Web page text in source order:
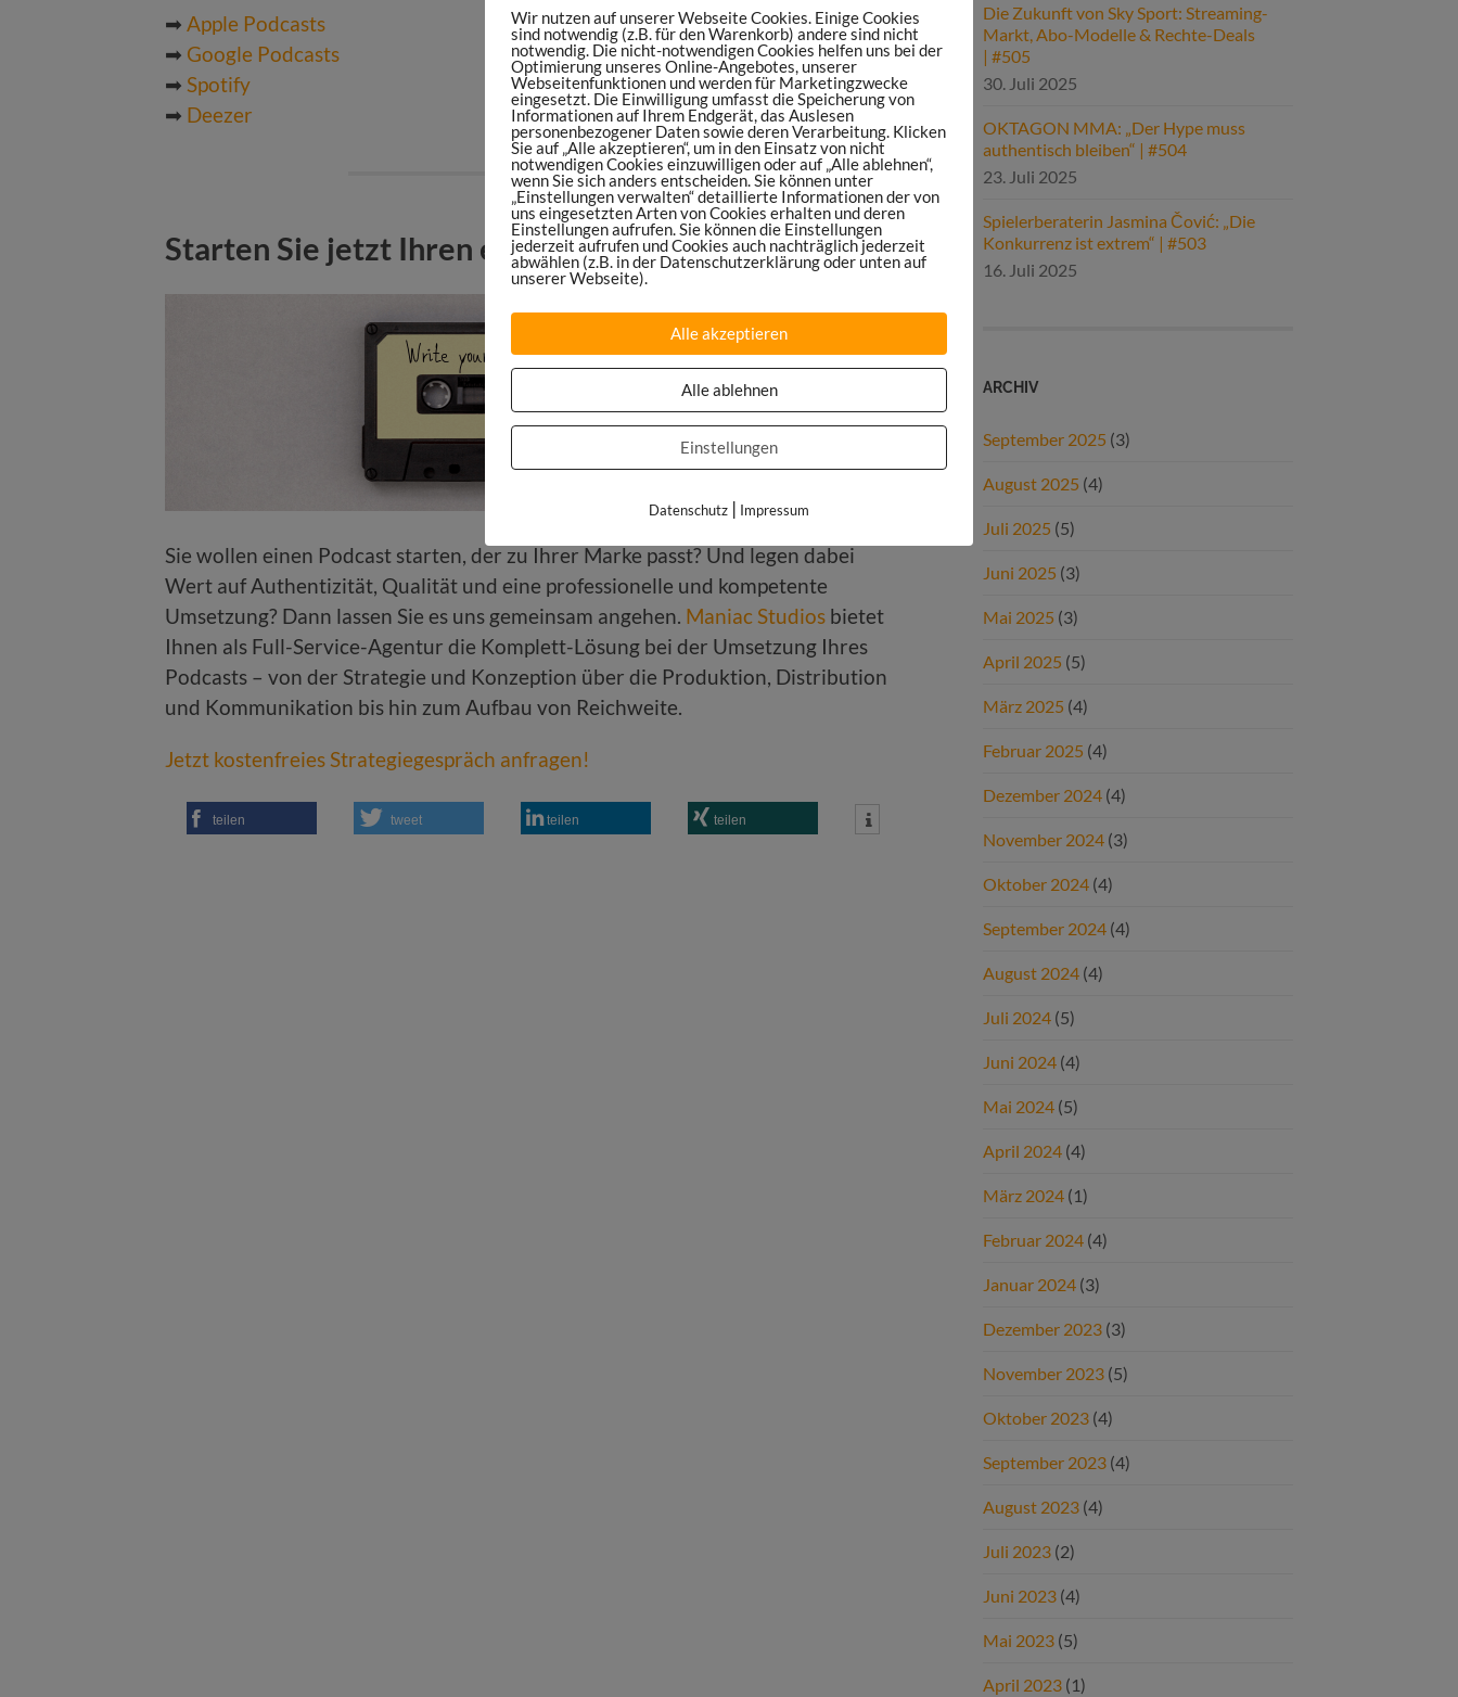
➡ Apple Podcasts
➡ Google Podcasts
➡ Spotify
➡ Deezer
Starten Sie jetzt Ihren eigenen Podcast!
Sie wollen einen Podcast starten, der zu Ihrer Marke passt? Und legen dabei
Wert auf Authentizität, Qualität und eine professionelle und kompetente
Umsetzung? Dann lassen Sie es uns gemeinsam angehen. Maniac Studios bietet
Ihnen als Full-Service-Agentur die Komplett-Lösung bei der Umsetzung Ihres
Podcasts – von der Strategie und Konzeption über die Produktion, Distribution
und Kommunikation bis hin zum Aufbau von Reichweite.
Jetzt kostenfreies Strategiegespräch anfragen!
teilen tweet teilen teilen
Die Zukunft von Sky Sport: Streaming-
Markt, Abo-Modelle & Rechte-Deals
| #505
30. Juli 2025
OKTAGON MMA: „Der Hype muss
authentisch bleiben“ | #504
23. Juli 2025
Spielerberaterin Jasmina Čović: „Die
Konkurrenz ist extrem“ | #503
16. Juli 2025
ARCHIV
September 2025 (3)
August 2025 (4)
Juli 2025 (5)
Juni 2025 (3)
Mai 2025 (3)
April 2025 (5)
März 2025 (4)
Februar 2025 (4)
Dezember 2024 (4)
November 2024 (3)
Oktober 2024 (4)
September 2024 (4)
August 2024 (4)
Juli 2024 (5)
Juni 2024 (4)
Mai 2024 (5)
April 2024 (4)
März 2024 (1)
Februar 2024 (4)
Januar 2024 (3)
Dezember 2023 (3)
November 2023 (5)
Oktober 2023 (4)
September 2023 (4)
August 2023 (4)
Juli 2023 (2)
Juni 2023 (4)
Mai 2023 (5)
April 2023 (1)
Wir nutzen auf unserer Webseite Cookies. Einige Cookies
sind notwendig (z.B. für den Warenkorb) andere sind nicht
notwendig. Die nicht-notwendigen Cookies helfen uns bei der
Optimierung unseres Online-Angebotes, unserer
Webseitenfunktionen und werden für Marketingzwecke
eingesetzt. Die Einwilligung umfasst die Speicherung von
Informationen auf Ihrem Endgerät, das Auslesen
personenbezogener Daten sowie deren Verarbeitung. Klicken
Sie auf „Alle akzeptieren“, um in den Einsatz von nicht
notwendigen Cookies einzuwilligen oder auf „Alle ablehnen“,
wenn Sie sich anders entscheiden. Sie können unter
„Einstellungen verwalten“ detaillierte Informationen der von
uns eingesetzten Arten von Cookies erhalten und deren
Einstellungen aufrufen. Sie können die Einstellungen
jederzeit aufrufen und Cookies auch nachträglich jederzeit
abwählen (z.B. in der Datenschutzerklärung oder unten auf
unserer Webseite).
Alle akzeptieren
Alle ablehnen
Einstellungen
Datenschutz | Impressum